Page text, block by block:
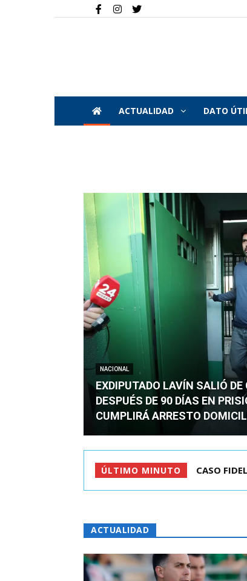
ACTUALIDAD DATO
NACIONAL
EXDIPUTADO LAVÍN SALIÓ DE
DESPUÉS DE 90 DÍAS EN
CUMPLIRÁ ARRESTO
ÚLTIMO MINUTO TC ADMITE
ACTUALIDAD